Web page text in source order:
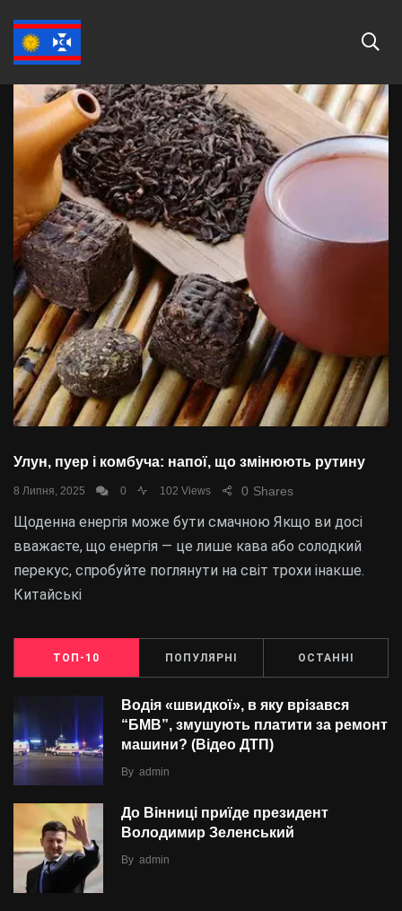
Улун, пуер і комбуча: напої, що змінюють рутину
8 Липня, 2025 0 102 Views Shares
0
Щоденна енергія може бути смачною Якщо ви досі
вважаєте, що енергія — це лише кава або солодкий
перекус, спробуйте поглянути на світ трохи інакше.
Китайські
ТОП-10 ПОПУЛЯРНІ ОСТАННІ
Водія «швидкої», в яку врізався
“БMВ”, змушують платити за ремонт
машини? (Відео ДТП)
By admin
До Вінниці приїде президент
Володимир Зеленський
By admin